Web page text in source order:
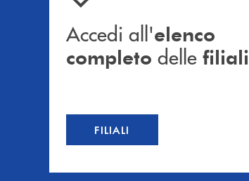
Accedi all'elenco
completo delle filiali
FILIALI